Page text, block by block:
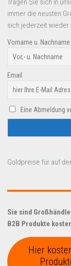
Tragen Sie sich in
immer die neusten
sich jederzeit wieder
Vorname u. Nachname
Email
Eine Abmeldung
Goldpreise für auf
Sie sind
B2B Produkte
Hier